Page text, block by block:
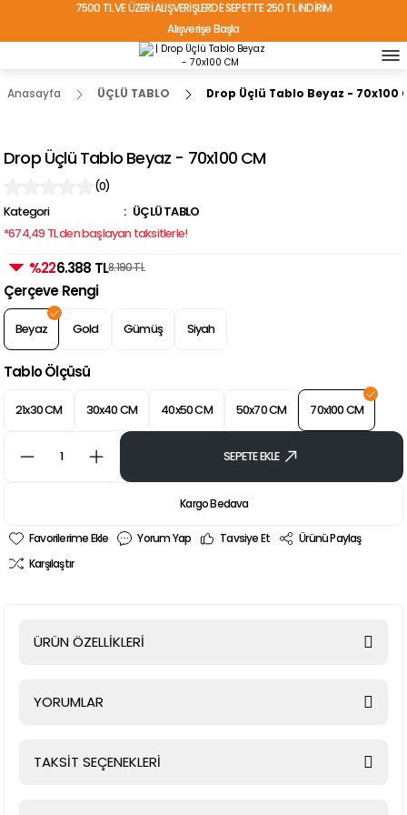
7500 TL VE ÜZERİ ALIŞVERİŞLERDE SEPETTE 250 TL İNDİRİM
Alışverişe Başla
TÜRKİYE'NİN HER YERİNE ÜCRETSİZ KARGO!
Anasayfa ÜÇLÜ TABLO Drop Üçlü Tablo Beyaz - 70x100
Drop Üçlü Tablo Beyaz - 70x100 CM
(0)
Kategori
ÜÇLÜ TABLO
*674,49 TL den başlayan taksitlerle!
%226.388 TL8.190 TL
Çerçeve Rengi
Beyaz Gold Gümüş Siyah
Tablo Ölçüsü
21x30 CM 30x40 CM 40x50 CM 50x70 CM 70x100 CM
SEPETE EKLE
Kargo Bedava
Yorum Yap Tavsiye Et
Ürünü Paylaş
Karşılaştır
ÜRÜN ÖZELLİKLERİ
YORUMLAR
TAKSİT SEÇENEKLERİ